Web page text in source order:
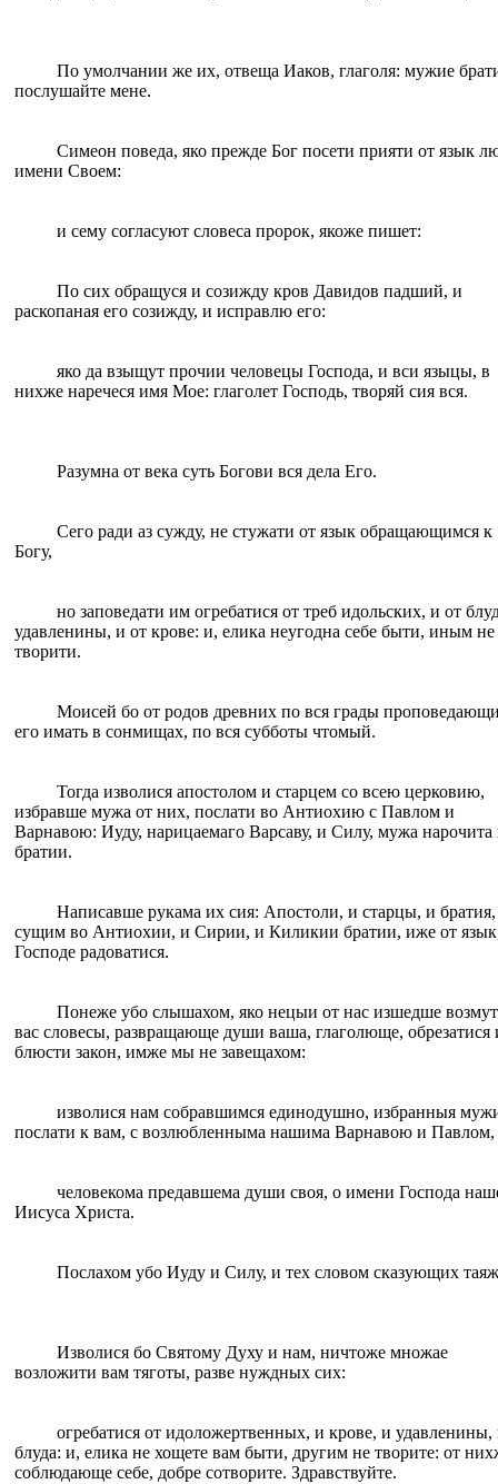
По умолчании же их, отвеща Иаков, глаголя: мужие
послушайте мене.
Симеон поведа, яко прежде Бог посети прияти от язык
имени Своем:
и сему согласуют словеса пророк, якоже пишет:
По сих обращуся и созижду кров Давидов падший, и
раскопаная его созижду, и исправлю его:
яко да взыщут прочии человецы Господа, и вси языцы, в
нихже наречеся имя Мое: глаголет Господь, творяй сия вся.
Разумна от века суть Богови вся дела Его.
Сего ради аз сужду, не стужати от язык обращающимся к
Богу,
но заповедати им огребатися от треб идольских, и от
удавленины, и от крове: и, елика неугодна себе быти, иным не
творити.
Моисей бо от родов древних по вся грады
его имать в сонмищах, по вся субботы чтомый.
Тогда изволися апостолом и старцем со всею церковию,
избравше мужа от них, послати во Антиохию с Павлом и
Варнавою: Иуду, нарицаемаго Варсаву, и Силу, мужа нарочита
братии.
Написавше рукама их сия: Апостоли, и старцы, и братия,
сущим во Антиохии, и Сирии, и Киликии братии, иже от
Господе радоватися.
Понеже убо слышахом, яко нецыи от нас изшедше
вас словесы, развращающе души ваша, глаголюще, обрезатися
блюсти закон, имже мы не завещахом:
изволися нам собравшимся единодушно, избранныя
послати к вам, с возлюбленныма нашима Варнавою и Павлом,
человекома предавшема души своя, о имени Господа
Иисуса Христа.
Послахом убо Иуду и Силу, и тех словом сказующих
Изволися бо Святому Духу и нам, ничтоже множае
возложити вам тяготы, разве нуждных сих:
огребатися от идоложертвенных, и крове, и удавленины,
блуда: и, елика не хощете вам быти, другим не творите: от
соблюдающе себе, добре сотворите. Здравствуйте.